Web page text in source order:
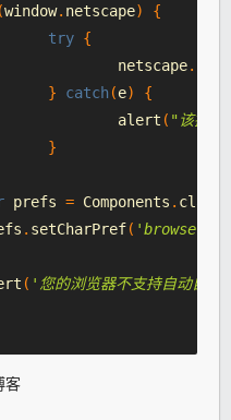
(window. netscape)
{
try {
				netscape
.
}
catch(e)
{
				alert
( "该操
}
prefs = Components .
. setCharPref(
( '您的浏览器不支持自动自
客